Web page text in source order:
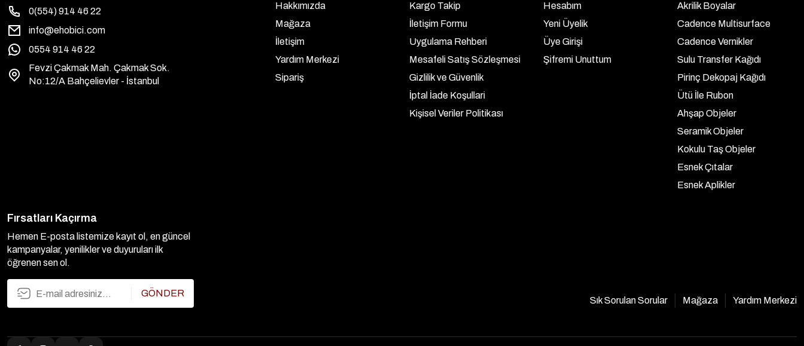
0(554) 914 46 22
info@ehobici.com
0554 914 46 22
Fevzi Çakmak Mah. Çakmak Sok.
No:12/A Bahçelievler - İstanbul
Hakkımızda
Mağaza
İletişim
Yardım Merkezi
Sipariş
Kargo Takip
İletişim Formu
Uygulama Rehberi
Mesafeli Satış Sözleşmesi
Gizlilik ve Güvenlik
İptal İade Koşullari
Kişisel Veriler Politikası
Hesabım
Yeni Üyelik
Üye Girişi
Şifremi Unuttum
Akrilik Boyalar
Cadence Multisurface
Cadence Vernikler
Sulu Transfer Kağıdı
Pirinç Dekopaj Kağıdı
Ütü İle Rubon
Ahşap Objeler
Seramik Objeler
Kokulu Taş Objeler
Esnek Çıtalar
Esnek Aplikler
Fırsatları Kaçırma
Hemen E-posta listemize kayıt ol, en güncel
kampanyalar, yenilikler ve duyuruları ilk
öğrenen sen ol.
GÖNDER
Sık Sorulan Sorular Mağaza Yardım Merkezi